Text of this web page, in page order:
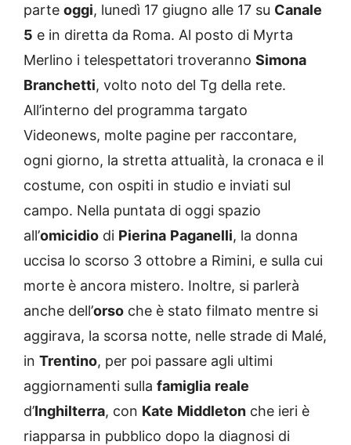
parte oggi, lunedì 17 giugno alle 17 su Canale
5 e in diretta da Roma. Al posto di Myrta
Merlino i telespettatori troveranno Simona
Branchetti, volto noto del Tg della rete.
All’interno del programma targato
Videonews, molte pagine per raccontare,
ogni giorno, la stretta attualità, la cronaca e il
costume, con ospiti in studio e inviati sul
campo. Nella puntata di oggi spazio
all’omicidio di Pierina Paganelli, la donna
uccisa lo scorso 3 ottobre a Rimini, e sulla cui
morte è ancora mistero. Inoltre, si parlerà
anche dell’orso che è stato filmato mentre si
aggirava, la scorsa notte, nelle strade di Malé,
in Trentino, per poi passare agli ultimi
aggiornamenti sulla famiglia reale
d’Inghilterra, con Kate Middleton che ieri è
riapparsa in pubblico dopo la diagnosi di